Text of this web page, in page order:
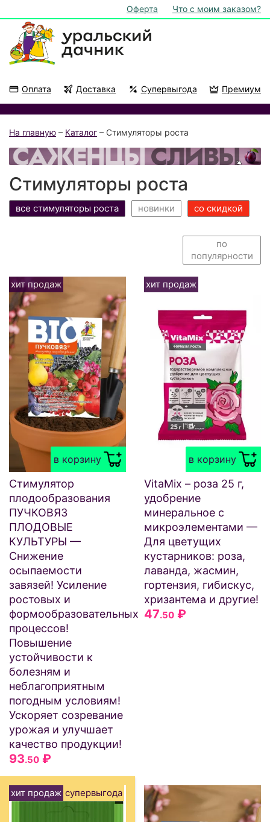
Оферта Что с моим заказом?
Оплата Доставка Супервыгода Премиум
На главную – Каталог – Стимуляторы роста
Стимуляторы роста
все стимуляторы роста новинки со скидкой
по
популярности
в корзину
хит продаж
Стимулятор
плодообразования
ПУЧКОВЯЗ
ПЛОДОВЫЕ
КУЛЬТУРЫ —
Снижение
осыпаемости
завязей! Усиление
ростовых и
формообразовательных
процессов!
Повышение
устойчивости к
болезням и
неблагоприятным
погодным условиям!
Ускоряет созревание
урожая и улучшает
качество продукции!
93.50 ₽
в корзину
хит продаж
VitaMix – роза 25 г,
удобрение
минеральное с
микроэлементами —
Для цветущих
кустарников: роза,
лаванда, жасмин,
гортензия, гибискус,
хризантема и другие!
47.50 ₽
хит продаж супервыгода